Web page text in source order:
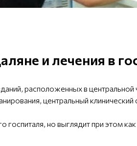
и лечения в
расположенных в
центральный
госпиталя, но выглядит при этом